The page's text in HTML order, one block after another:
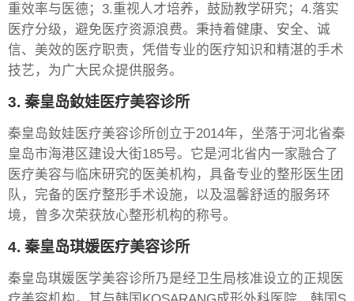
重效率与医德；3.重视人才培养，鼓励教学研究；4.落实
医疗分级，避免医疗资源浪费。秉持着健康、安全、诚
信、美效的医疗职责，凭借专业的医疗知识和精湛的手术
技艺，为广大民众提供服务。
3. 秦皇岛釹娃医疗美容诊所
秦皇岛釹娃医疗美容诊所创立于2014年，坐落于河北省秦
皇岛市海港区建设大街185号。它是河北省内一家融合了
医疗美容与临床研究的医美机构，具备专业的整形医生团
队，完备的医疗整形手术设施，以及温馨舒适的服务环
境，曾多次荣获放心整形机构的称号。
4. 秦皇岛琪媛医疗美容诊所
秦皇岛琪媛医学美容诊所乃是经卫生局核准设立的正规医